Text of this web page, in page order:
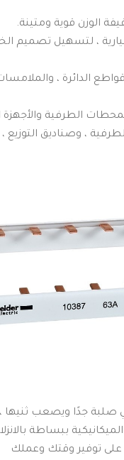
الوزن قوية ومتينة.
، لتسهيل تصميم
الدائرة ، والملامسات
الطرفية والأجهزة
، وصناديق التوزيع
صلبة جدًا ويصعب ثنيها ،
ببساطة
على توفير وقتك وعملك